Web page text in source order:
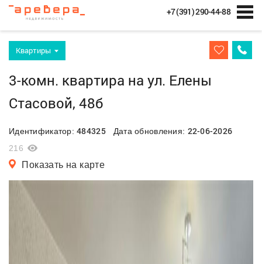
+7 (391) 290-44-88
Квартиры
3-комн. квартира на ул. Елены
Стасовой, 48б
Идентификатор:484325Дата обновления: 22-06-2026
216
Показать на карте